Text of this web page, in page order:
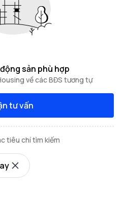
sản phù hợp
về các BĐS tương tự
tư vấn
tiêu chí tìm kiếm